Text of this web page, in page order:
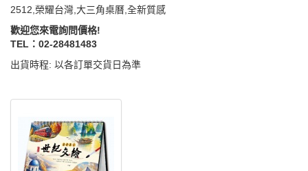
2512,榮耀台灣,大三角桌曆,全新質感
歡迎您來電詢問價格!
TEL：02-28481483
出貨時程: 以各訂單交貨日為準